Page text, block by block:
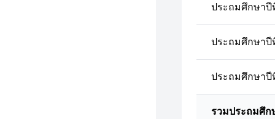
ประถมศึกษาปี
ประถมศึกษาปี
ประถมศึกษาปี
รวมประถมศึก